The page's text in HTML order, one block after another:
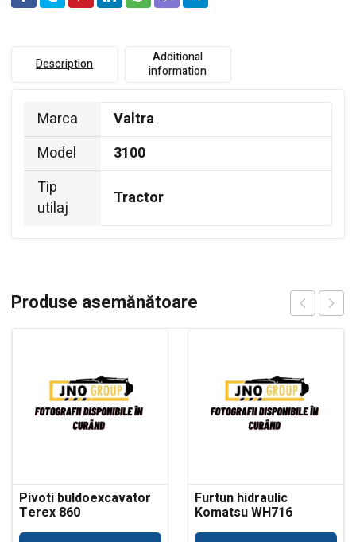
Description
Additional
information
Marca
Valtra
Model
3100
Tip
utilaj
Tractor
Produse asemănătoare
Pivoti buldoexcavator
Terex 860
Furtun hidraulic
Komatsu WH716